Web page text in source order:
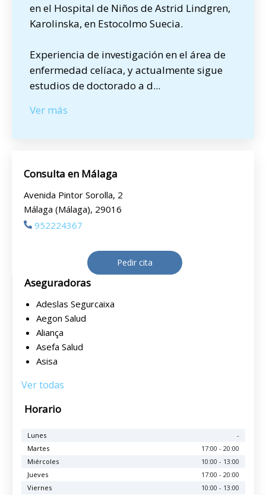
en el Hospital de Niños de Astrid Lindgren,
Karolinska, en Estocolmo Suecia.
Experiencia de investigación en el área de
enfermedad celíaca, y actualmente sigue
estudios de doctorado a d...
Ver más
Consulta en Málaga
Avenida Pintor Sorolla, 2
Málaga (Málaga), 29016
952224367
Pedir cita
Aseguradoras
Adeslas Segurcaixa
Aegon Salud
Aliança
Asefa Salud
Asisa
Ver todas
Horario
Lunes
-
Martes
17:00 - 20:00
Miércoles
10:00 - 13:00
Jueves
17:00 - 20:00
Viernes
10:00 - 13:00